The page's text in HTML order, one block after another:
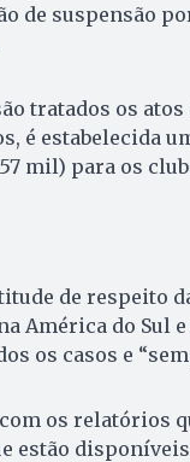
de suspensão
tratados os
é estabelecida
mil) para os
de respeito
América do Sul
os casos e
os relatórios
estão